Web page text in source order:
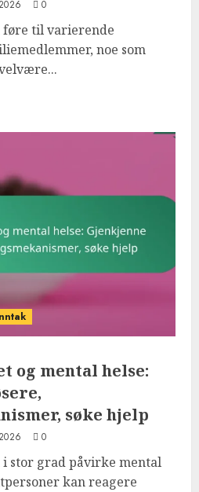
0
føre til varierende
noe som
og mental helse:
søke hjelp
0
stor grad påvirke mental
kan reagere